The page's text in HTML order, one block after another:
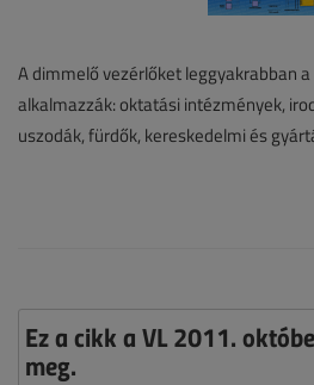
A dimmelő vezérlőket leggyakrabban
alkalmazzák: oktatási intézmények,
uszodák, fürdők, kereskedelmi és
Ez a cikk a VL 2011.
meg.